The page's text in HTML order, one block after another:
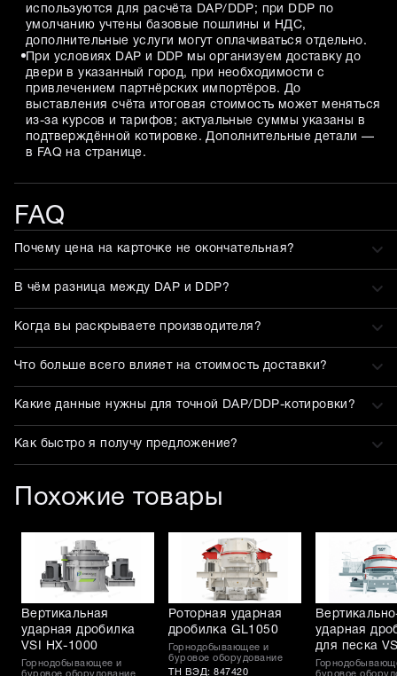
используются для расчёта DAP/DDP; при DDP по
умолчанию учтены базовые пошлины и НДС,
дополнительные услуги могут оплачиваться отдельно.
При условиях DAP и DDP мы организуем доставку до
двери в указанный город, при необходимости с
привлечением партнёрских импортёров. До
выставления счёта итоговая стоимость может меняться
из-за курсов и тарифов; актуальные суммы указаны в
подтверждённой котировке. Дополнительные детали —
в FAQ на странице.
FAQ
Почему цена на карточке не окончательная?
В чём разница между DAP и DDP?
Когда вы раскрываете производителя?
Что больше всего влияет на стоимость доставки?
Какие данные нужны для точной DAP/DDP-котировки?
Как быстро я получу предложение?
Похожие товары
Вертикальная
ударная дробилка
VSI HX-1000
Горнодобывающее и
буровое оборудование
Роторная ударная
дробилка GL1050
Горнодобывающее и
буровое оборудование
ТН ВЭД: 847420
ударная
для песка
буровое